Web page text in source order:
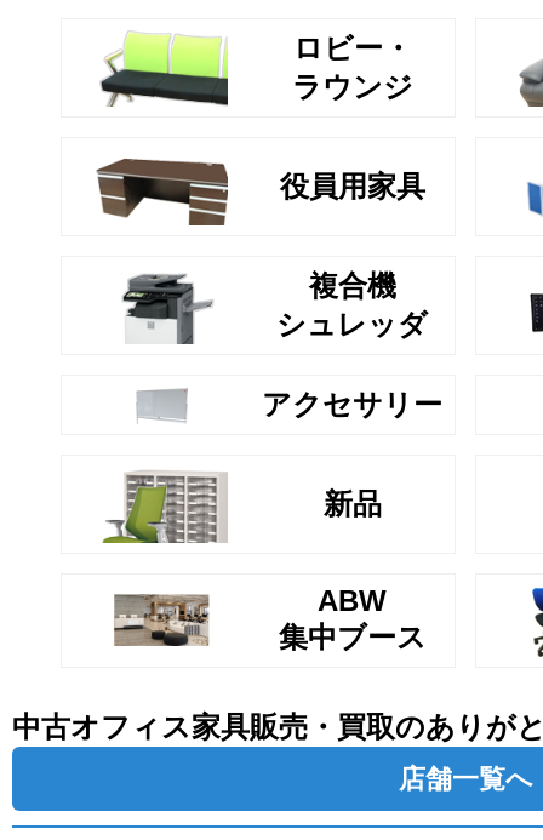
ロビー・
ラウンジ
役員用家具
複合機
シュレッダ
アクセサリー
新品
ABW
集中ブース
中古オフィス家具販売・買取のありが
店舗一覧へ